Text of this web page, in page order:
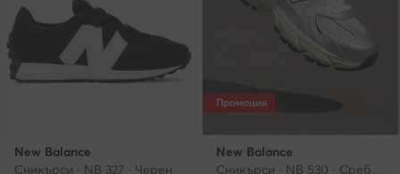
New Balance
Сникърси · NB 327 · Черен
Промоция
New Balance
Сникърси · NB 530 · Сребрист